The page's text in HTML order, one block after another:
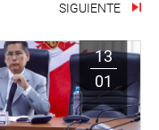
SIGUIENTE
13
01